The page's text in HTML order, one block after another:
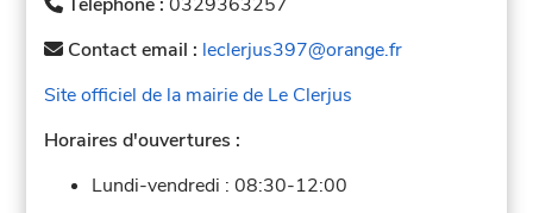
Contact email : leclerjus397@orange.fr
Site officiel de la mairie de Le Clerjus
Horaires d'ouvertures :
Lundi-vendredi :08:30-12:00